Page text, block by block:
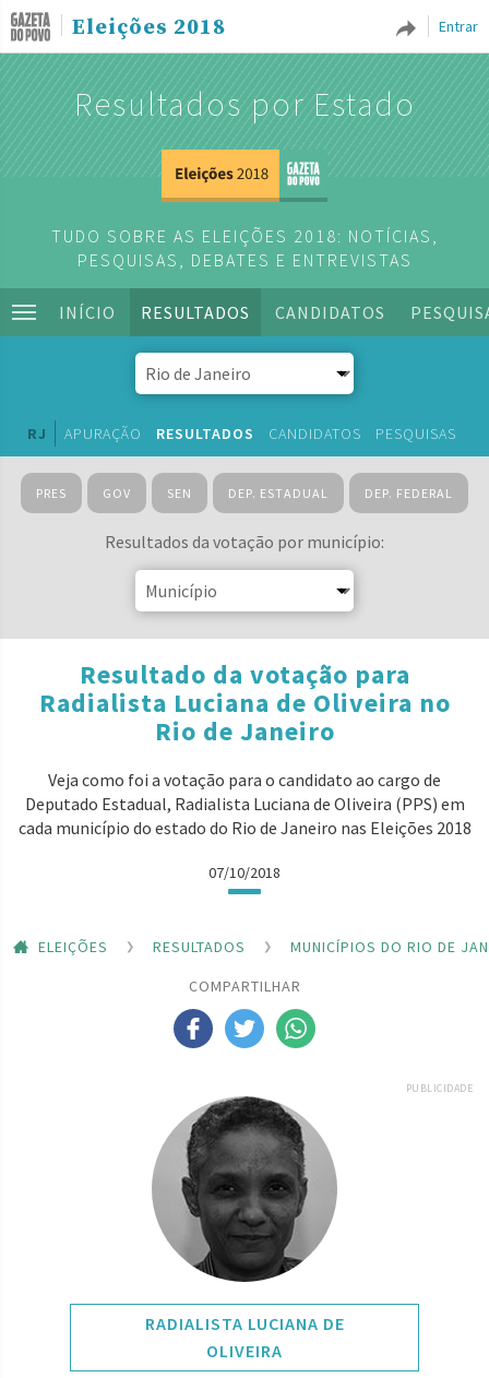
Entrar
Eleições 2018
Resultados por Estado
TUDO SOBRE AS ELEIÇÕES 2018: NOTÍCIAS,
PESQUISAS, DEBATES E ENTREVISTAS
INÍCIO RESULTADOS CANDIDATOS
RJ APURAÇÃO RESULTADOS CANDIDATOS PESQUISAS
PRES GOV SEN DEP. ESTADUAL DEP. FEDERAL
Resultados da votação por município:
Resultado da votação para
Radialista Luciana de Oliveira no
Rio de Janeiro
Veja como foi a votação para o candidato ao cargo de
Deputado Estadual, Radialista Luciana de Oliveira (PPS) em
cada município do estado do Rio de Janeiro nas Eleições 2018
07/10/2018
ELEIÇÕES RESULTADOS
MUNICÍPIOS DO RIO DE
COMPARTILHAR
PUBLICIDADE
RADIALISTA LUCIANA DE
OLIVEIRA